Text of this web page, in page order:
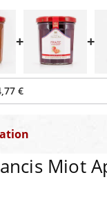
+ +
€
Miot